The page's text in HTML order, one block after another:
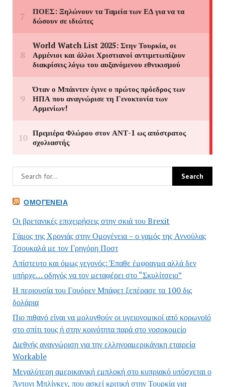
ΟΜΟΓΈΝΕΙΑ
Οι βρετανικές επιχειρήσεις στην σκιά του Brexit
Γάμος της Χρονιάς στην Ομογένεια – ο γαμός της Αννούλας
Τσουκαλά με τον Γρηγόρη Ποστ
Απίστευτο και όμως γεγονός: Έπαθε έμφραγμα αλλά δεν
υπήρχε… οδηγός να τον μεταφέρει στο “Σκυλίτσειο”
Η περιουσία του Γουόρεν Μπάφετ ξεπέρασε τα 100 δις
δολάρια
Πιο πιθανό είναι να μολυνθούν οι υγειονομικοί από κορωνοϊό
στο σπίτι τους ή στην κοινότητα παρά στο νοσοκομείο
Διεθνής αναγνώριση για την ελληνοαμερικάνικη εταιρεία
Workable
Μεγαλύτερη αμερικανική εμπλοκή στο κυπριακό υπόσχεται ο
Άντονι Μπλίνκεν, που ασκεί κριτική στην Τουρκία για